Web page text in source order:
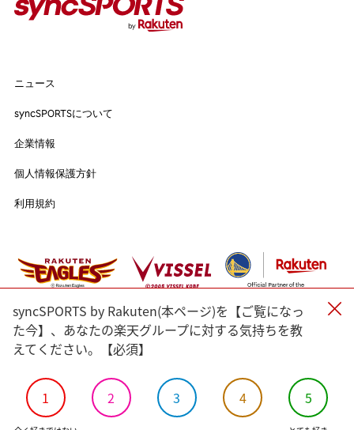
#バスケットボール
#トップアスリートの愛用品
#アスリートのセカンドキャリア
個人情報保護方針
利用規約
#
#バスケットボール
#アスリートのセカンドキャリア
#渡辺皓太 #Sports for Everyone
#Green for Future
#内野航太郎
#宮崎友花 #志田千陽 #山口茜
#渡邉航貴
#奈良岡功大
#前田健太
#佐藤直樹
#⾓⼀哲児 #今野龍太 #郷家友太
#陳克羿
#宋家豪
#KAHO #加治屋蓮 #島原大河
#金子京介
ニュース
syncSPORTSについて
企業情報
個人情報保護方針
利用規約
©Rakuten Group, Inc.
syncSPORTS by Rakuten(本ページ)を【ご覧になっ
た今】、あなたの楽天グループに対する気持ちを教
えてください。【必須】
1 2 3 4 5